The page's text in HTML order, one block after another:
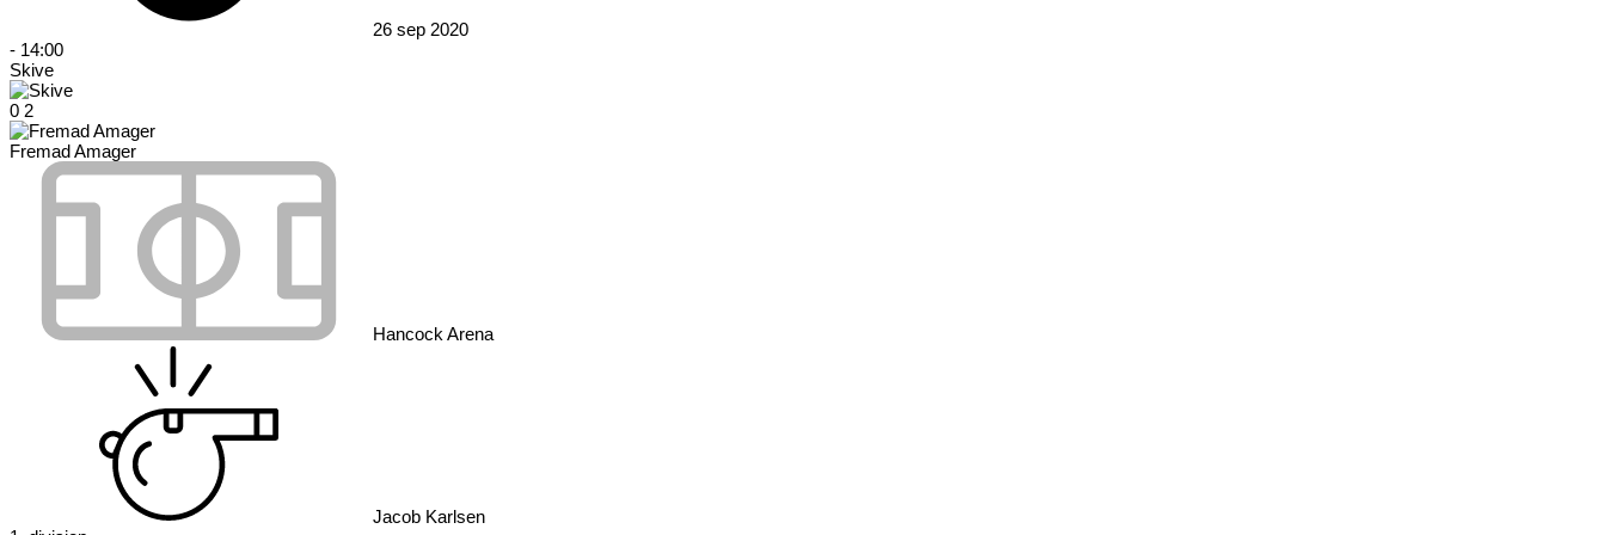
26 sep 2020
- 14:00
Skive
0 2
Fremad Amager
Hancock Arena
Jacob Karlsen